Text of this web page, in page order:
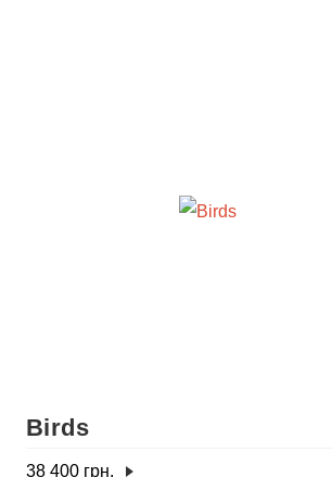
Birds
38 400грн.